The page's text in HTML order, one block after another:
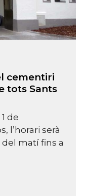
cementiri
tots Sants
de
l’horari serà
matí fins a